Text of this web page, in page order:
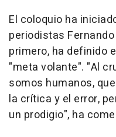
El coloquio ha
periodistas
primero, ha definido
"meta volante". "Al
somos humanos,
la crítica y el error,
un prodigio", ha